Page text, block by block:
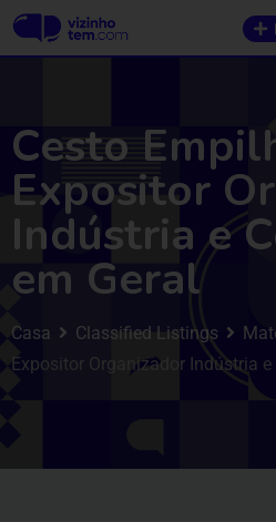
Cesto
Expositor
Indústria e
em Geral
Casa Classified Listings
Expositor Organizador Indústria